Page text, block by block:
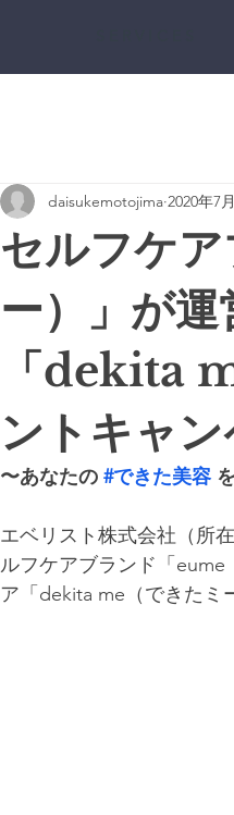
セルフケ
ー）」が
「dekita
ントキャン
daisukemotojima 2020年7
〜あなたの #できた美容
エベリスト株式会社（所
ルフケアブランド「eume
ア「dekita me（できたミ